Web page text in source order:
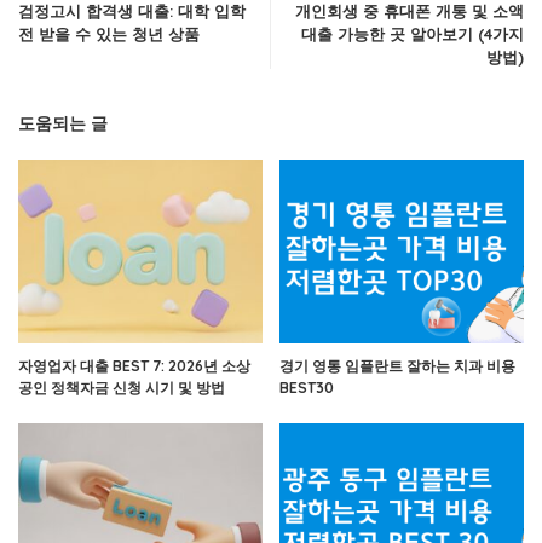
검정고시 합격생 대출: 대학 입학
전 받을 수 있는 청년 상품
개인회생 중 휴대폰 개통 및 소액
대출 가능한 곳 알아보기 (4가지
방법)
도움되는 글
자영업자 대출 BEST 7: 2026년 소상
공인 정책자금 신청 시기 및 방법
경기 영통 임플란트 잘하는 치과 비용
BEST30